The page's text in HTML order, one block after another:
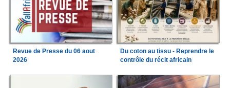
Revue de Presse du 06 aout
2026
Du coton au tissu - Reprendre le
contrôle du récit africain